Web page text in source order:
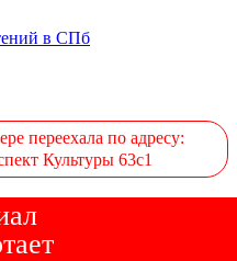
в СПб
переехала по адресу:
Культуры 63с1